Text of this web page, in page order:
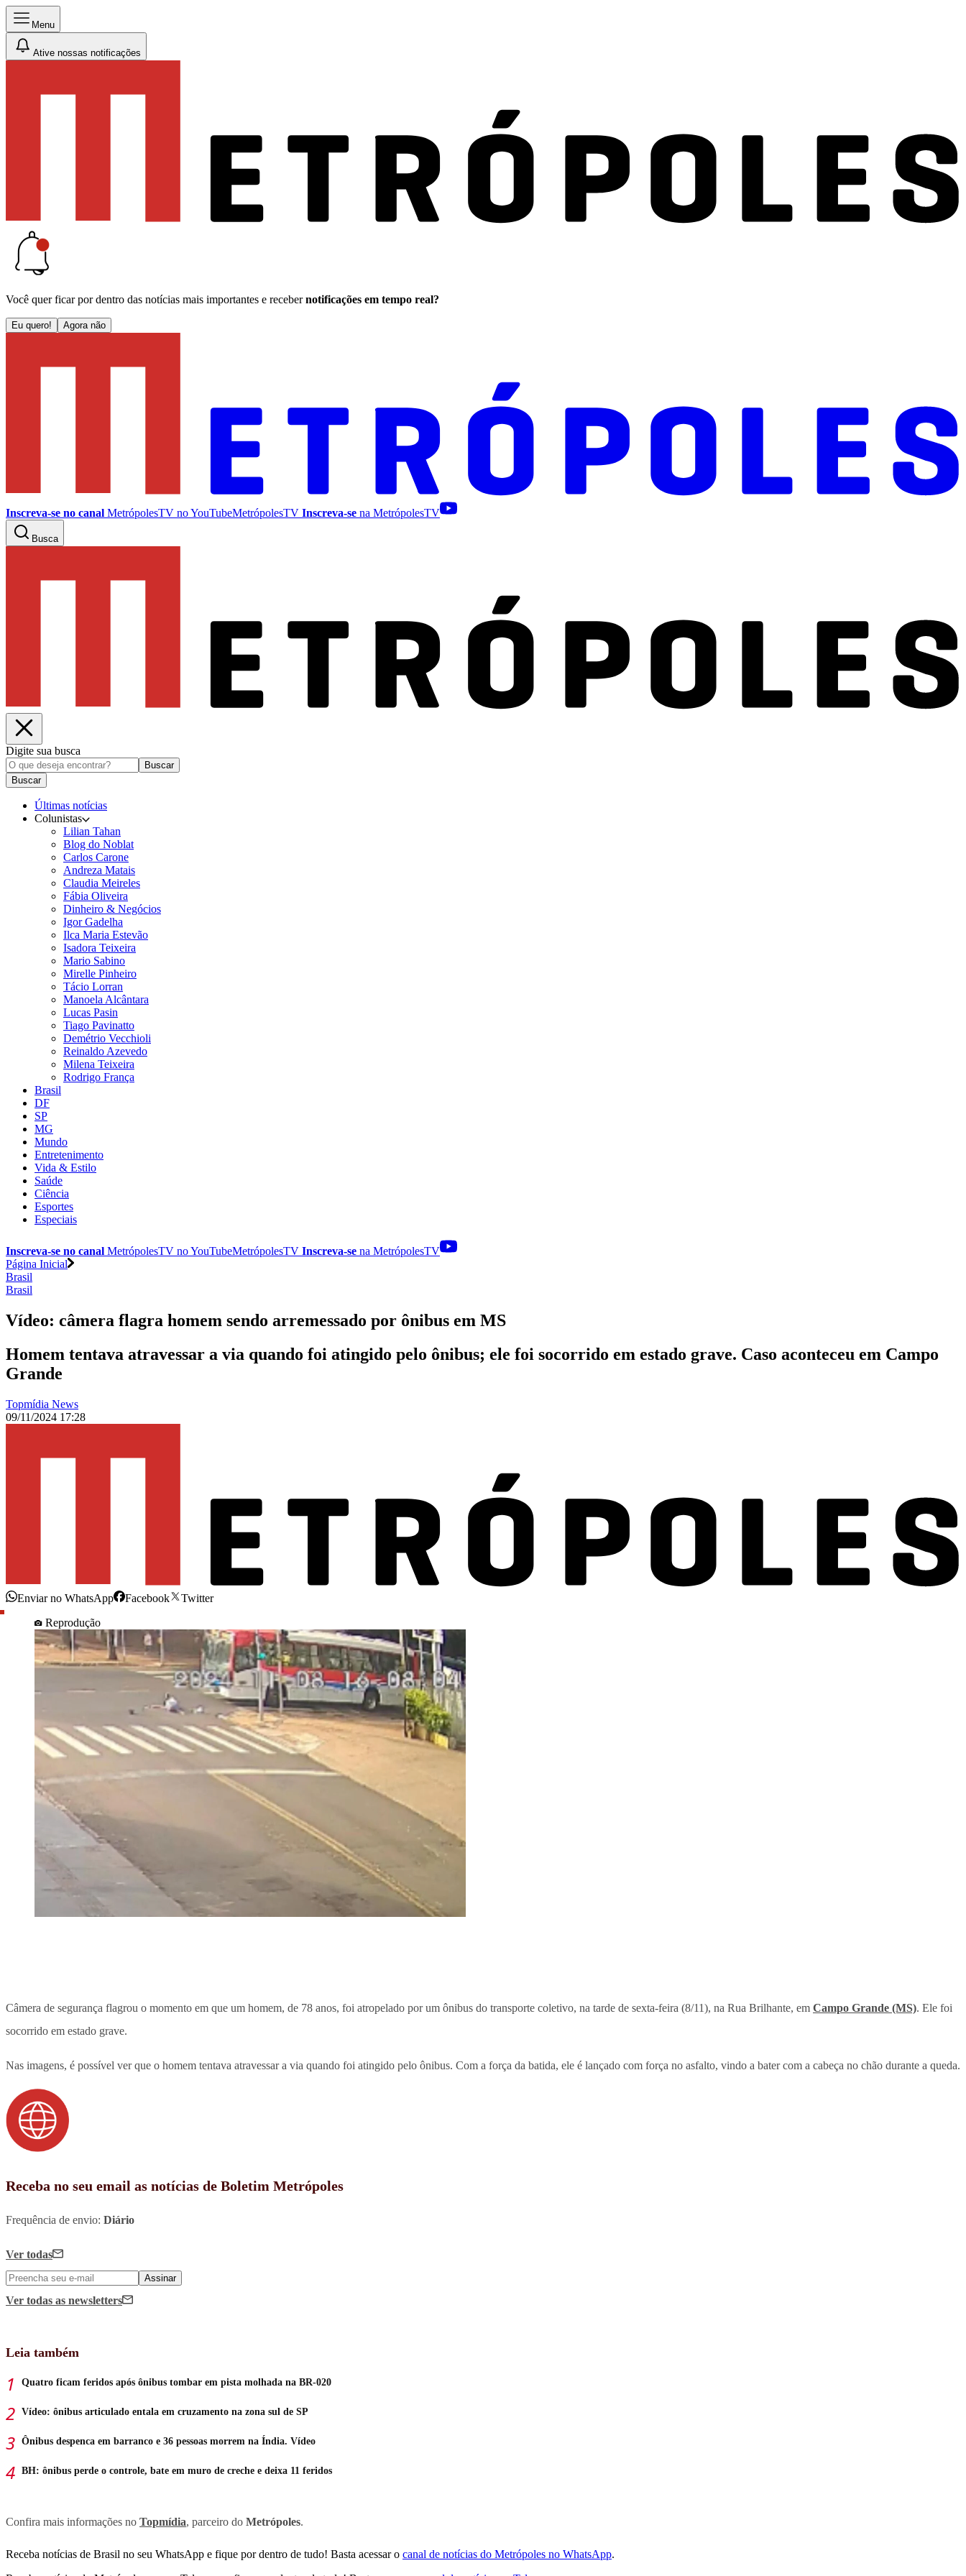
Menu
Ative nossas notificações
Você quer ficar por dentro das notícias mais importantes e receber notificações em tempo real?
Eu quero! Agora não
Inscreva-se no canal MetrópolesTV noYouTubeMetrópolesTV Inscreva-se na MetrópolesTV
Busca
Digite sua busca
Buscar
Buscar
Últimas notícias
Colunistas
Lilian Tahan
Blog do Noblat
Carlos Carone
Andreza Matais
Claudia Meireles
Fábia Oliveira
Dinheiro & Negócios
Igor Gadelha
Ilca Maria Estevão
Isadora Teixeira
Mario Sabino
Mirelle Pinheiro
Tácio Lorran
Manoela Alcântara
Lucas Pasin
Tiago Pavinatto
Demétrio Vecchioli
Reinaldo Azevedo
Milena Teixeira
Rodrigo França
Brasil
DF
SP
MG
Mundo
Entretenimento
Vida & Estilo
Saúde
Ciência
Esportes
Especiais
Inscreva-se no canal MetrópolesTV noYouTubeMetrópolesTV Inscreva-se na MetrópolesTV
Página Inicial
Brasil
Brasil
Vídeo: câmera flagra homem sendo arremessado por ônibus em MS
Homem tentava atravessar a via quando foi atingido pelo ônibus; ele foi socorrido em estado grave. Caso aconteceu em Campo
Grande
Topmídia News
09/11/2024 17:28
Enviar no WhatsApp Facebook
Twitter
Reprodução
Câmera de segurança flagrou o momento em que um homem, de 78 anos, foi atropelado por um ônibus do transporte coletivo, na tarde de sexta-feira (8/11), na Rua Brilhante, em Campo Grande (MS). Ele foi
socorrido em estado grave.
Nas imagens, é possível ver que o homem tentava atravessar a via quando foi atingido pelo ônibus. Com a força da batida, ele é lançado com força no asfalto, vindo a bater com a cabeça no chão durante a queda.
Receba no seu email as notícias de Boletim Metrópoles
Frequência de envio: Diário
Ver todas
Assinar
Ver todas as newsletters
Leia também
Quatro ficam feridos após ônibus tombar em pista molhada na BR-020
Vídeo: ônibus articulado entala em cruzamento na zona sul de SP
Ônibus despenca em barranco e 36 pessoas morrem na Índia. Vídeo
BH: ônibus perde o controle, bate em muro de creche e deixa 11 feridos
Confira mais informações no Topmídia, parceiro do Metrópoles.
Receba notícias de Brasil no seu WhatsApp e fique por dentro de tudo! Basta acessar o canal de notícias do Metrópoles no WhatsApp.